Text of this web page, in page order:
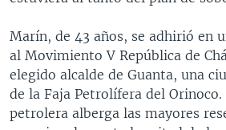
Marín, de 43 años, se adhirió en
al Movimiento V República de
elegido alcalde de Guanta, una
de la Faja Petrolífera del Orinoco.
petrolera alberga las mayores